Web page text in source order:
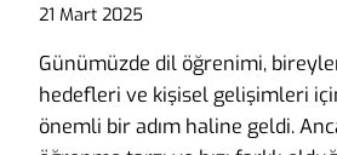
21 Mart 2025
Günümüzde dil öğrenimi,
hedefleri ve kişisel gelişimleri
önemli bir adım haline geldi.